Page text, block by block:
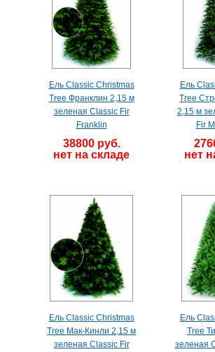
Ель Classic Christmas
Tree Франклин 2,15 м
зеленая Classic Fir
Franklin
38800 руб.
нет на складе
Ель
Tree
2,15 м
Fir
нет
Ель Classic Christmas
Tree Мак-Кинли 2,15 м
зеленая Classic Fir
Ель
Tree
зеленая